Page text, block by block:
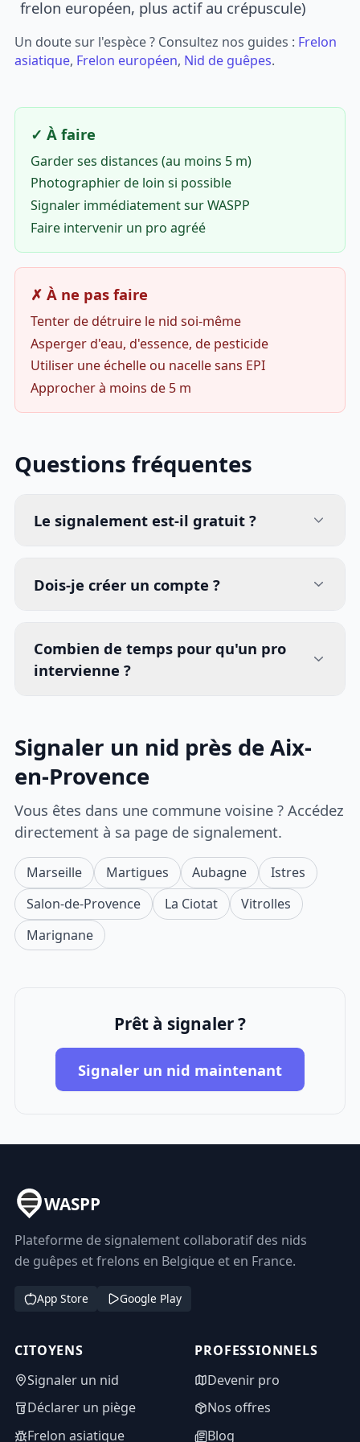
frelon européen, plus actif au crépuscule)
Un doute sur l'espèce ? Consultez nos guides : Frelon
asiatique, Frelon européen, Nid de guêpes.
✓ À faire
Garder ses distances (au moins 5 m)
Photographier de loin si possible
Signaler immédiatement sur WASPP
Faire intervenir un pro agréé
✗ À ne pas faire
Tenter de détruire le nid soi-même
Asperger d'eau, d'essence, de pesticide
Utiliser une échelle ou nacelle sans EPI
Approcher à moins de 5 m
Questions fréquentes
Le signalement est-il gratuit ?
Dois-je créer un compte ?
Combien de temps pour qu'un pro
intervienne ?
Signaler un nid près de Aix-
en-Provence
Vous êtes dans une commune voisine ? Accédez
directement à sa page de signalement.
Marseille Martigues Aubagne
Istres
Salon-de-Provence
La Ciotat
Vitrolles
Marignane
Prêt à signaler ?
Signaler un nid maintenant
WASPP
Plateforme de signalement collaboratif des nids
de guêpes et frelons en Belgique et en France.
App Store Google Play
CITOYENS
Signaler un nid
Déclarer un piège
Frelon asiatique
PROFESSIONNELS
Devenir pro
Nos offres
Blog